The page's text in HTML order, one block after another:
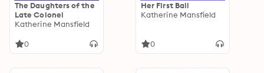
The Daughters of the
Late Colonel
Katherine Mansfield
0
Her First Ball
Katherine Mansfield
0